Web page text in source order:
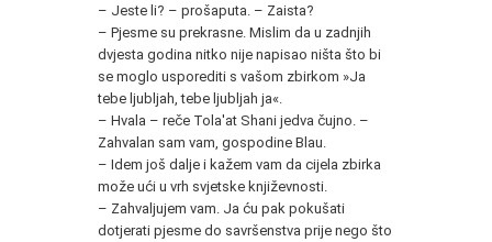
– Jeste li? – prošaputa. – Zaista?
– Pjesme su prekrasne. Mislim da u zadnjih
dvjesta godina nitko nije napisao ništa što bi
se moglo usporediti s vašom zbirkom »Ja
tebe ljubljah, tebe ljubljah ja«.
– Hvala – reče Tola'at Shani jedva čujno. –
Zahvalan sam vam, gospodine Blau.
– Idem još dalje i kažem vam da cijela zbirka
može ući u vrh svjetske književnosti.
– Zahvaljujem vam. Ja ću pak pokušati
dotjerati pjesme do savršenstva prije nego što